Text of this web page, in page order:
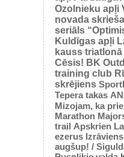
Ozolnieku apļi
novada
seriāls
Kuldīgas apļi
kauss triatlonā
Cēsis! BK
training club
skrējiens
Tepera takas
Mizojam, ka
Marathon
trail Apskrien
ezerus Izrāviens
augšup! /